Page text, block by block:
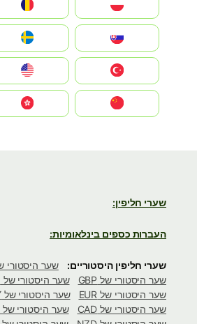
שערי חליפין:
העברות כספים בינלאומיות:
שערי חליפין היסטוריים:
שער היסטורי של AUD
שער היסטורי של GBP
שער היסטורי של MXN
שער היסטורי של EUR
שער היסטורי של JPY
שער היסטורי של CAD
שער היסטורי של INR